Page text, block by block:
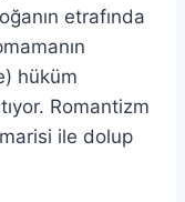
etrafında
hüküm
Romantizm
ile dolup